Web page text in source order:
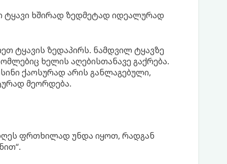
ხშირად ზედმეტად იდეალურად
ტყავის ზედაპირს. ნამდვილ ტყავზე
ხელის აღებისთანავე გაქრება.
ქაოსურად არის განლაგებული,
მეორდება.
ფრთხილად უნდა იყოთ, რადგან